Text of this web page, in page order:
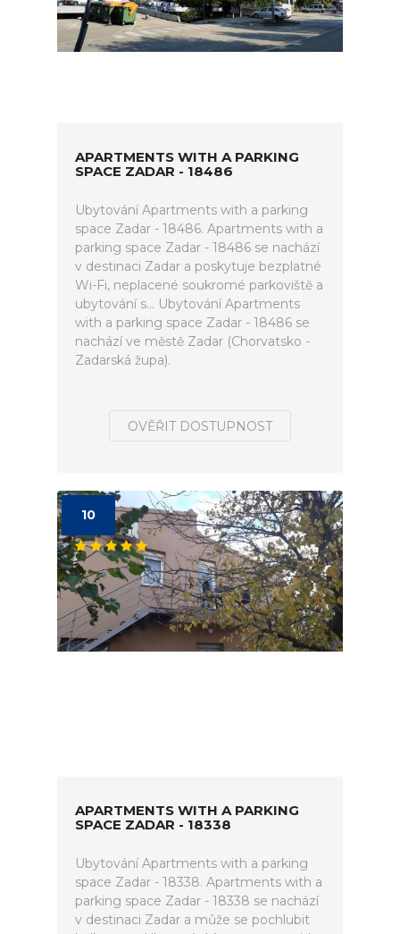
APARTMENTS WITH A PARKING
SPACE ZADAR - 18486
Ubytování Apartments with a parking
space Zadar - 18486. Apartments with a
parking space Zadar - 18486 se nachází
v destinaci Zadar a poskytuje bezplatné
Wi-Fi, neplacené soukromé parkoviště a
ubytování s... Ubytování Apartments
with a parking space Zadar - 18486 se
nachází ve městě Zadar (Chorvatsko -
Zadarská župa).
OVĚŘIT DOSTUPNOST
10
APARTMENTS WITH A PARKING
SPACE ZADAR - 18338
Ubytování Apartments with a parking
space Zadar - 18338. Apartments with a
parking space Zadar - 18338 se nachází
v destinaci Zadar a může se pochlubit